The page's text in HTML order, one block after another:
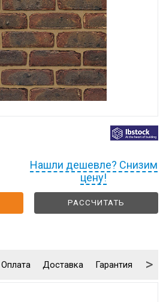
Нашли дешевле? Снизим
цену!
РАССЧИТАТЬ
Оплата Доставка Гарантия >